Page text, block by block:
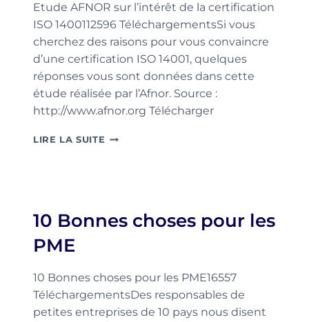
Etude AFNOR sur l’intérêt de la certification
ISO 1400112596 TéléchargementsSi vous
cherchez des raisons pour vous convaincre
d’une certification ISO 14001, quelques
réponses vous sont données dans cette
étude réalisée par l’Afnor. Source :
http://www.afnor.org Télécharger
LIRE LA SUITE ETUDE
CERTIFICATION
10 Bonnes choses pour les
PME
10 Bonnes choses pour les PME16557
TéléchargementsDes responsables de
petites entreprises de 10 pays nous disent